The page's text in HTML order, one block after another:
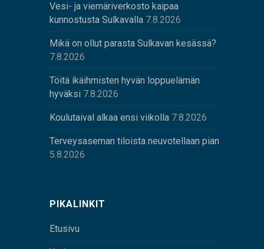
Vesi- ja viemäriverkosto kaipaa
kunnostusta Sulkavalla 7.8.2026
Mikä on ollut parasta Sulkavan kesässä?
7.8.2026
Töitä ikäihmisten hyvän loppuelämän
hyväksi 7.8.2026
Koulutaival alkaa ensi viikolla 7.8.2026
Terveysaseman tiloista neuvotellaan pian
5.8.2026
PIKALINKIT
Etusivu